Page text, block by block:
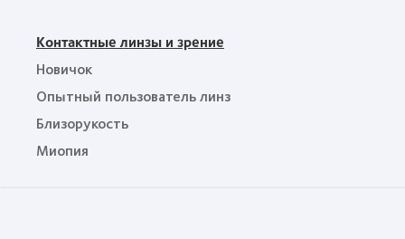
Контактные линзы и зрение
Новичок
Опытный пользователь линз
Близорукость
Миопия